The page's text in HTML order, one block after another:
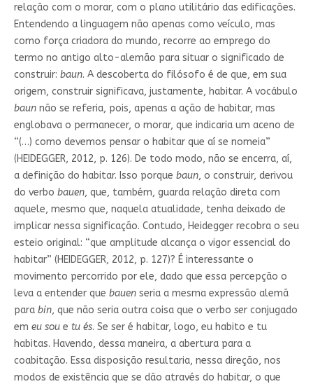
relação com o morar, com o plano utilitário das edificações.
Entendendo a linguagem não apenas como veículo, mas
como força criadora do mundo, recorre ao emprego do
termo no antigo alto-alemão para situar o significado de
construir: baun. A descoberta do filósofo é de que, em sua
origem, construir significava, justamente, habitar. A vocábulo
baunnão se referia, pois, apenas a ação de habitar, mas
englobava o permanecer, o morar, que indicaria um aceno de
“(…) como devemos pensar o habitar que aí se nomeia”
(HEIDEGGER, 2012, p. 126). De todo modo, não se encerra, aí,
a definição do habitar. Isso porque baun, o construir, derivou
do verbo bauen, que, também, guarda relação direta com
aquele, mesmo que, naquela atualidade, tenha deixado de
implicar nessa significação. Contudo, Heidegger recobra o seu
esteio original: “que amplitude alcança o vigor essencial do
habitar” (HEIDEGGER, 2012, p. 127)? É interessante o
movimento percorrido por ele, dado que essa percepção o
leva a entender que bauenseria a mesma expressão alemã
para bin, que não seria outra coisa que o verbo serconjugado
em eu soue tu és. Se ser é habitar, logo, eu habito e tu
habitas. Havendo, dessa maneira, a abertura para a
coabitação. Essa disposição resultaria, nessa direção, nos
modos de existência que se dão através do habitar, o que